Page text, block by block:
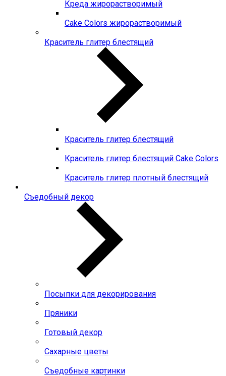
Креда жирорастворимый
Сake Colors жирорастворимый
Краситель глитер блестящий
Краситель глитер блестящий
Краситель глитер блестящий Cake Colors
Краситель глитер плотный блестящий
Съедобный декор
Посыпки для декорирования
Пряники
Готовый декор
Сахарные цветы
Съедобные картинки